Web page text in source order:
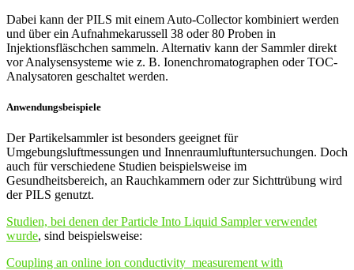
Dabei kann der PILS mit einem Auto-Collector kombiniert werden
und über ein Aufnahmekarussell 38 oder 80 Proben in
Injektionsfläschchen sammeln. Alternativ kann der Sammler direkt
vor Analysensysteme wie z. B. Ionenchromatographen oder TOC-
Analysatoren geschaltet werden.
Anwendungsbeispiele
Der Partikelsammler ist besonders geeignet für
Umgebungsluftmessungen und Innenraumluftuntersuchungen. Doch
auch für verschiedene Studien beispielsweise im
Gesundheitsbereich, an Rauchkammern oder zur Sichttrübung wird
der PILS genutzt.
Studien, bei denen der Particle Into Liquid Sampler verwendet
wurde, sind beispielsweise:
Coupling an online ion conductivity measurement with